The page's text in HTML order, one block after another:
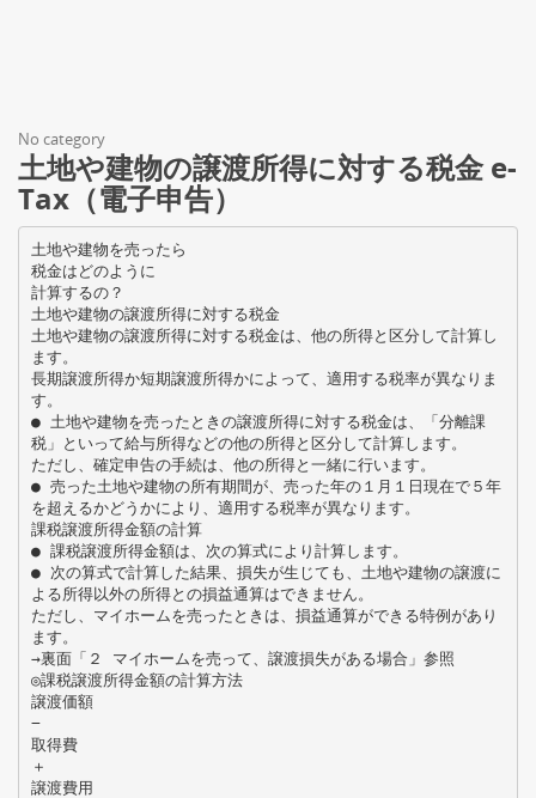
No category
土地や建物の譲渡所得に対する税金 e‐
Tax（電子申告）
土地や建物を売ったら
税金はどのように
計算するの？
土地や建物の譲渡所得に対する税金
土地や建物の譲渡所得に対する税金は、他の所得と区分して計算し
ます。
長期譲渡所得か短期譲渡所得かによって、適用する税率が異なりま
す。
● 土地や建物を売ったときの譲渡所得に対する税金は、「分離課
税」といって給与所得などの他の所得と区分して計算します。
ただし、確定申告の手続は、他の所得と一緒に行います。
● 売った土地や建物の所有期間が、売った年の１月１日現在で５年
を超えるかどうかにより、適用する税率が異なります。
課税譲渡所得金額の計算
● 課税譲渡所得金額は、次の算式により計算します。
● 次の算式で計算した結果、損失が生じても、土地や建物の譲渡に
よる所得以外の所得との損益通算はできません。
ただし、マイホームを売ったときは、損益通算ができる特例があり
ます。
→裏面「２ マイホームを売って、譲渡損失がある場合」参照
◎課税譲渡所得金額の計算方法
譲渡価額
−
取得費
＋
譲渡費用